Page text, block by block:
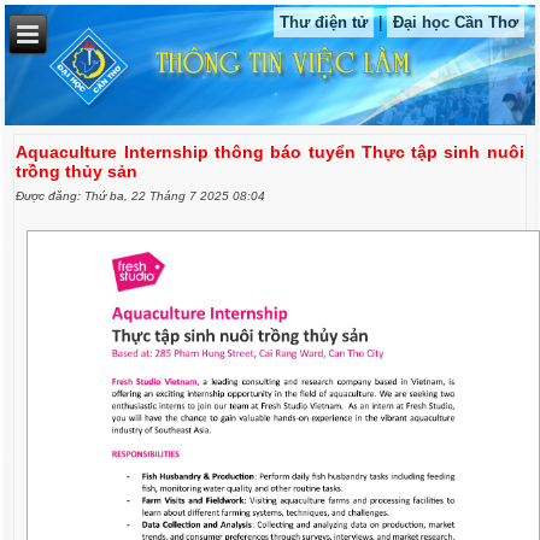
Thư điện tử | Đại học Cần Thơ
Aquaculture Internship thông báo tuyển Thực tập sinh nuôi
trồng thủy sản
Được đăng: Thứ ba, 22 Tháng 7 2025 08:04